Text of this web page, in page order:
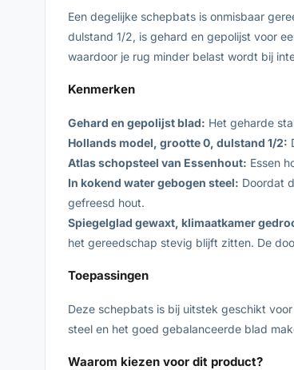
Een degelijke schepbats is onmisbaar
dulstand 1/2, is gehard en gepolijst voor
waardoor je rug minder belast wordt bij
Kenmerken
Gehard en gepolijst blad: Het geharde
Hollands model, grootte 0, dulstand 1/2:
Atlas schopsteel van Essenhout: Essen
In kokend water gebogen steel: Doordat
gefreesd hout.
Spiegelglad gewaxt, klimaatkamer
het gereedschap stevig blijft zitten. De
Toepassingen
Deze schepbats is bij uitstek geschikt
steel en het goed gebalanceerde blad
Waarom kiezen voor dit product?